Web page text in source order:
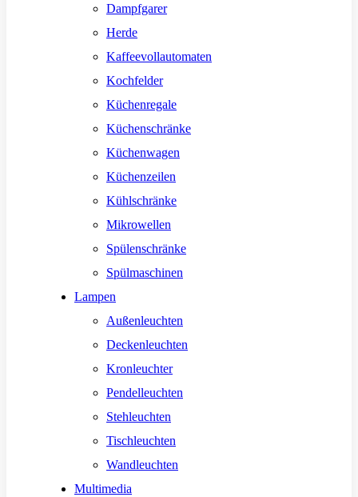
Dampfgarer
Herde
Kaffeevollautomaten
Kochfelder
Küchenregale
Küchenschränke
Küchenwagen
Küchenzeilen
Kühlschränke
Mikrowellen
Spülenschränke
Spülmaschinen
Lampen
Außenleuchten
Deckenleuchten
Kronleuchter
Pendelleuchten
Stehleuchten
Tischleuchten
Wandleuchten
Multimedia